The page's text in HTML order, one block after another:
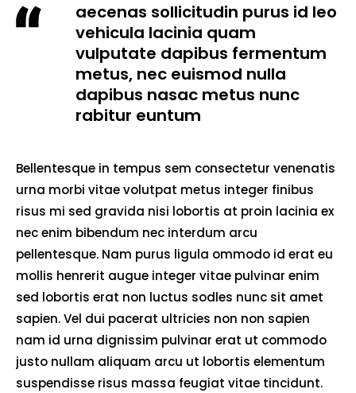
aecenas sollicitudin purus id leo
vehicula lacinia quam
vulputate dapibus fermentum
metus, nec euismod nulla
dapibus nasac metus nunc
rabitur euntum
Bellentesque in tempus sem consectetur venenatis
urna morbi vitae volutpat metus integer finibus
risus mi sed gravida nisi lobortis at proin lacinia ex
nec enim bibendum nec interdum arcu
pellentesque. Nam purus ligula ommodo id erat eu
mollis henrerit augue integer vitae pulvinar enim
sed lobortis erat non luctus sodles nunc sit amet
sapien. Vel dui pacerat ultricies non non sapien
nam id urna dignissim pulvinar erat ut commodo
justo nullam aliquam arcu ut lobortis elementum
suspendisse risus massa feugiat vitae tincidunt.